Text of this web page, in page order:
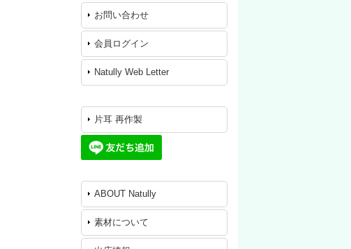
お問い合わせ
会員ログイン
Natully Web Letter
片耳 再作製
ABOUT Natully
素材について